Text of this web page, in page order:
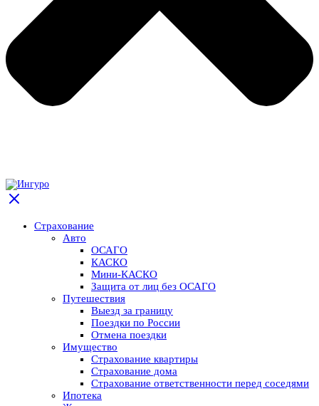
Страхование
Авто
ОСАГО
КАСКО
Мини-КАСКО
Защита от лиц без ОСАГО
Путешествия
Выезд за границу
Поездки по России
Отмена поездки
Имущество
Страхование квартиры
Страхование дома
Страхование ответственности перед соседями
Ипотека